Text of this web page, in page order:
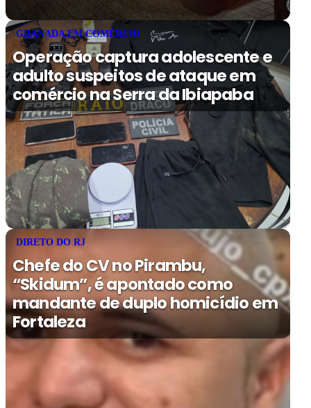
GRANADA EM COMÉRCIO
Operação captura adolescente e
adulto suspeitos de ataque em
comércio na Serra da Ibiapaba
DIRETO DO RJ
Chefe do CV no Pirambu,
“Skidum”, é apontado como
mandante de duplo homicídio em
Fortaleza